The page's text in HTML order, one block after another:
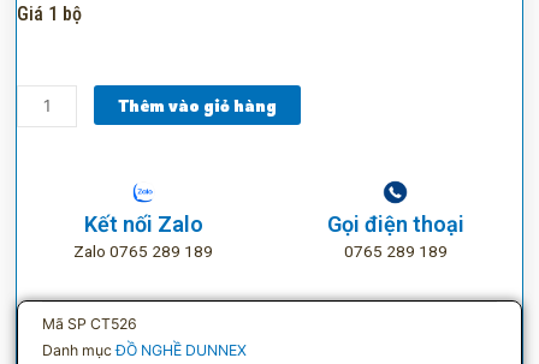
Giá 1 bộ
lã
Dunnex
526
Thêm vào giỏ hàng
Kết nối Zalo
Zalo 0765 289 189
Gọi điện thoại
0765 289 189
Mã SPCT526
Danh mục ĐỒ NGHỀ DUNNEX